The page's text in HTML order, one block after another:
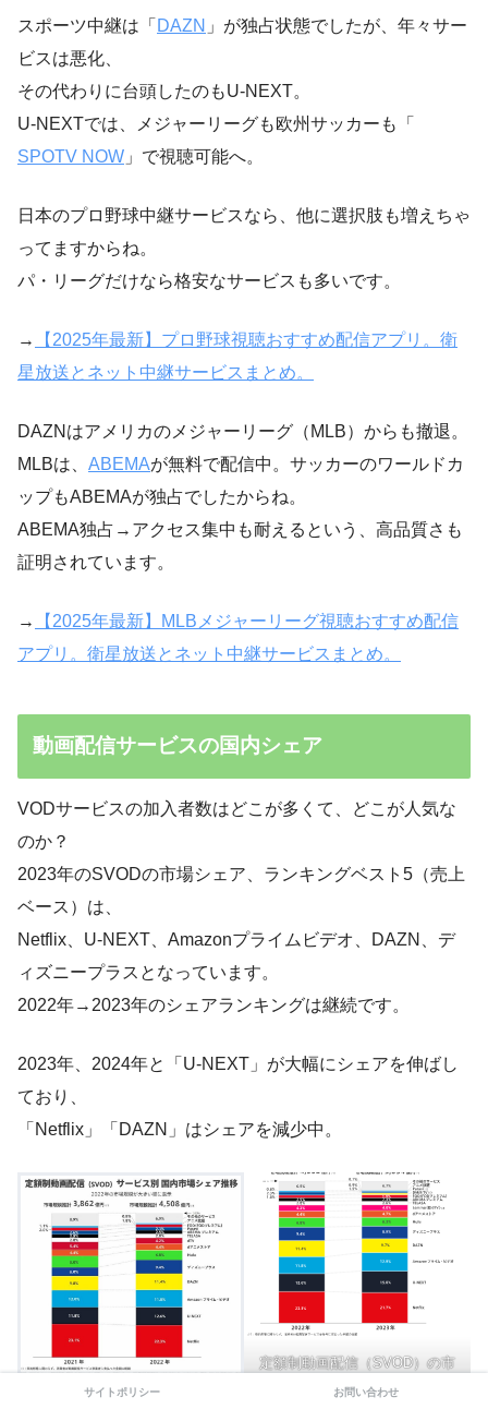
スポーツ中継は「 DAZN 」が独占状態でしたが、年々サー
ビスは悪化、
その代わりに台頭したのもU-NEXT。
U-NEXTでは、メジャーリーグも欧州サッカーも「
SPOTV NOW 」で視聴可能へ。
日本のプロ野球中継サービスなら、他に選択肢も増えちゃ
ってますからね。
パ・リーグだけなら格安なサービスも多いです。
→
【2025年最新】プロ野球視聴おすすめ配信アプリ。衛
星放送とネット中継サービスまとめ。
DAZNはアメリカのメジャーリーグ（MLB）からも撤退。
MLBは、 ABEMAが無料で配信中。サッカーのワールドカ
ップもABEMAが独占でしたからね。
ABEMA独占→アクセス集中も耐えるという、高品質さも
証明されています。
→
【2025年最新】MLBメジャーリーグ視聴おすすめ配信
アプリ。衛星放送とネット中継サービスまとめ。
動画配信サービスの国内シェア
VODサービスの加入者数はどこが多くて、どこが人気な
のか？
2023年のSVODの市場シェア、ランキングベスト5（売上
ベース）は、
Netflix、U-NEXT、Amazonプライムビデオ、DAZN、デ
ィズニープラスとなっています。
2022年→2023年のシェアランキングは継続です。
2023年、2024年と「U-NEXT」が大幅にシェアを伸ばし
ており、
「Netflix」「DAZN」はシェアを減少中。
定額制動画配信（SVOD）の市
場規模2023 GEM Standard
サイトポリシー お問い合わせ